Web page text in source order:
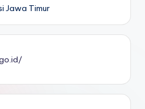
Jawa Timur